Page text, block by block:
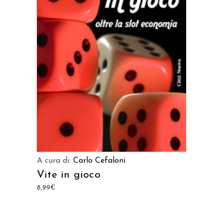
AGGIUNGI AL CARRELLO
A cura di: Carlo Cefaloni
Vite in gioco
8,99€